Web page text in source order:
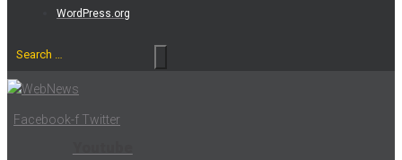
WordPress.org
Search
Facebook-f Twitter